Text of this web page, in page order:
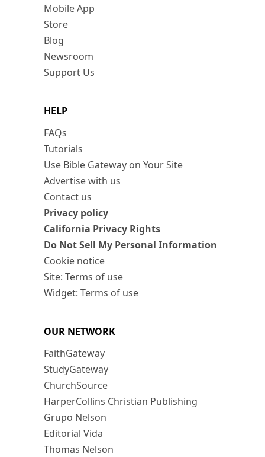
Mobile App
Store
Blog
Newsroom
Support Us
HELP
FAQs
Tutorials
Use Bible Gateway on Your Site
Advertise with us
Contact us
Privacy policy
California Privacy Rights
Do Not Sell My Personal Information
Cookie notice
Site: Terms of use
Widget: Terms of use
OUR NETWORK
FaithGateway
StudyGateway
ChurchSource
HarperCollins Christian Publishing
Grupo Nelson
Editorial Vida
Thomas Nelson